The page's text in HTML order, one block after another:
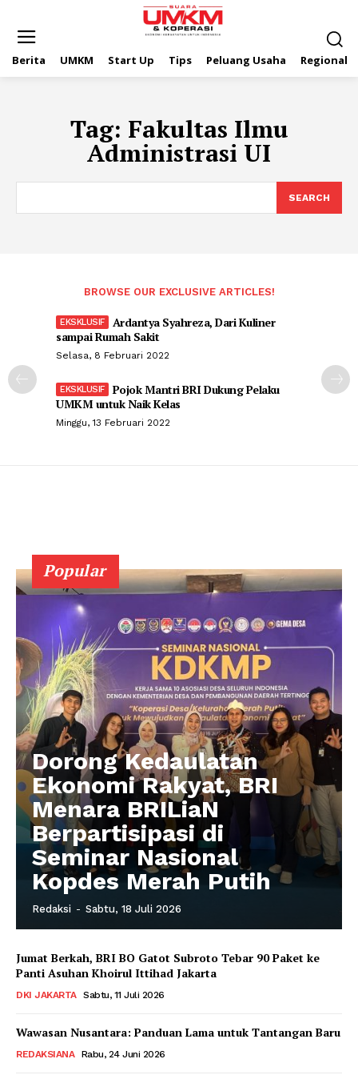
Berita UMKM Start Up Tips Peluang Usaha Regional
Tag: Fakultas Ilmu
Administrasi UI
SEARCH
BROWSE OUR EXCLUSIVE ARTICLES!
Ardantya Syahreza, Dari Kuliner
sampai Rumah Sakit
Selasa, 8 Februari 2022
Pojok Mantri BRI Dukung Pelaku
UMKM untuk Naik Kelas
Minggu, 13 Februari 2022
Popular
Dorong Kedaulatan
Ekonomi Rakyat, BRI
Menara BRILiaN
Berpartisipasi di
Seminar Nasional
Kopdes Merah Putih
Redaksi - Sabtu, 18 Juli 2026
Jumat Berkah, BRI BO Gatot Subroto Tebar 90 Paket ke
Panti Asuhan Khoirul Ittihad Jakarta
DKI JAKARTA Sabtu, 11 Juli 2026
Wawasan Nusantara: Panduan Lama untuk Tantangan Baru
REDAKSIANA Rabu, 24 Juni 2026